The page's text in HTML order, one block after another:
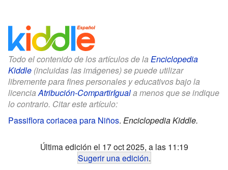
Todo el contenido de los artículos de la Enciclopedia
Kiddle (incluidas las imágenes) se puede utilizar
libremente para fines personales y educativos bajo la
licenciaAtribución-CompartirIguala menos que se indique
lo contrario. Citar este artículo:
Passiflora coriacea para Niños. Enciclopedia Kiddle.
Última edición el 17 oct 2025, a las 11:19
Sugerir una edición.